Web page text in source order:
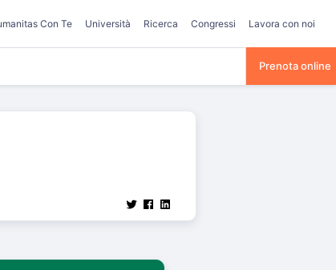
Con Te Università Ricerca Congressi Lavora con noi
Prenota online